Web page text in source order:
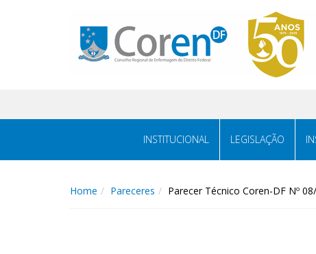
INSTITUCIONAL LEGISLAÇÃO
Home Pareceres Parecer Técnico Coren-DF Nº